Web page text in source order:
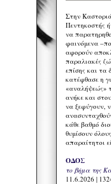
Στην
Πεντηκοστής
να
φαινόμενα
αφορούν
παραλιακές
επίσης και
κατέφθασε η
«αναλήψεώς»
ανήκε και
να ξεφύγουν,
κάθε βαθμό
θυμίσουν
απαραίτητοι
ΟΔΟΣ
το βήμα της
11.6.2026 |